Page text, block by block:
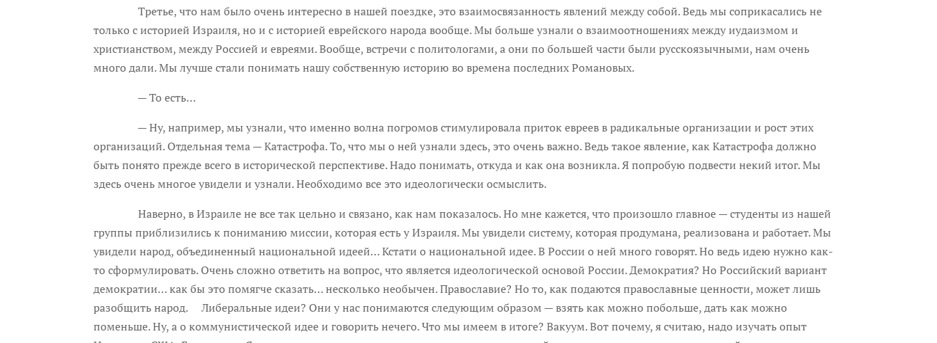
Третье, что нам было очень интересно в нашей поездке, это взаимосвязанность явлений между собой. Ведь мы соприкасались не
только с историей Израиля, но и с историей еврейского народа вообще. Мы больше узнали о взаимоотношениях между иудаизмом и
христианством, между Россией и евреями. Вообще, встречи с политологами, а они по большей части были русскоязычными, нам очень
много дали. Мы лучше стали понимать нашу собственную историю во времена последних Романовых.
— То есть…
— Ну, например, мы узнали, что именно волна погромов стимулировала приток евреев в радикальные организации и рост этих
организаций. Отдельная тема — Катастрофа. То, что мы о ней узнали здесь, это очень важно. Ведь такое явление, как Катастрофа должно
быть понято прежде всего в исторической перспективе. Надо понимать, откуда и как она возникла. Я попробую подвести некий итог. Мы
здесь очень многое увидели и узнали. Необходимо все это идеологически осмыслить.
Наверно, в Израиле не все так цельно и связано, как нам показалось. Но мне кажется, что произошло главное — студенты из нашей
группы приблизились к пониманию миссии, которая есть у Израиля. Мы увидели систему, которая продумана, реализована и работает. Мы
увидели народ, объединенный национальной идеей… Кстати о национальной идее. В России о ней много говорят. Но ведь идею нужно как-
то сформулировать. Очень сложно ответить на вопрос, что является идеологической основой России. Демократия? Но Российский вариант
демократии… как бы это помягче сказать… несколько необычен. Православие? Но то, как подаются православные ценности, может лишь
разобщить народ. Либеральные идеи? Они у нас понимаются следующим образом — взять как можно побольше, дать как можно
поменьше. Ну, а о коммунистической идее и говорить нечего. Что мы имеем в итоге? Вакуум. Вот почему, я считаю, надо изучать опыт